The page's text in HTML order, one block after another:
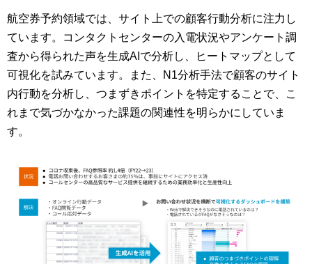
航空券予約領域では、サイト上での顧客行動分析に注力し
ています。コンタクトセンターの入電状況やアンケート調
査から得られた声を生成AIで分析し、ヒートマップとして
可視化を試みています。また、N1分析手法で顧客のサイト
内行動を分析し、つまずきポイントを特定することで、こ
れまで気づかなかった課題の関連性を明らかにしていま
す。